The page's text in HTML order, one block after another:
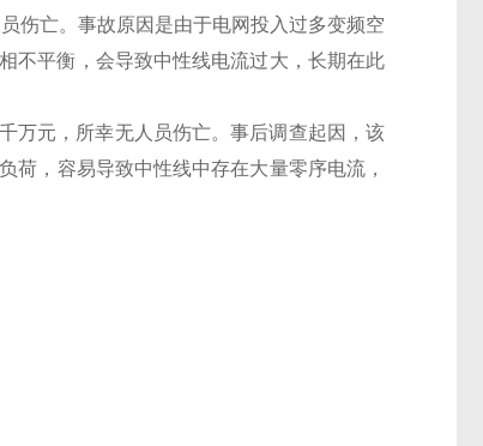
伤亡。 事故原因是由于电网投入过多变频空
不平衡，会导致中性线电流过大，长期在此
万元，所幸无人员伤亡。事后调查起因，该
荷，容易导致中性线中存在大量零序电流，